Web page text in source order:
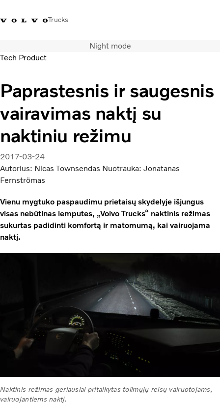
Trucks
Volvo Trucks parduotuvėPrisijungti
Transporto sprendimai
Sunkvežimiai
Paslaugos
Volvo Truck Builder
Kontaktai
Naujienos
Apie mus
Night mode
Tech Product
Paprastesnis ir saugesnis
vairavimas naktį su
naktiniu režimu
2017-03-24
Autorius: Nicas Townsendas Nuotrauka: Jonatanas
Fernströmas
Vienu mygtuko paspaudimu prietaisų skydelyje išjungus
visas nebūtinas lemputes, „Volvo Trucks“ naktinis režimas
sukurtas padidinti komfortą ir matomumą, kai vairuojama
naktį.
Naktinis režimas geriausiai pritaikytas tolimųjų reisų vairuotojams,
vairuojantiems naktį.